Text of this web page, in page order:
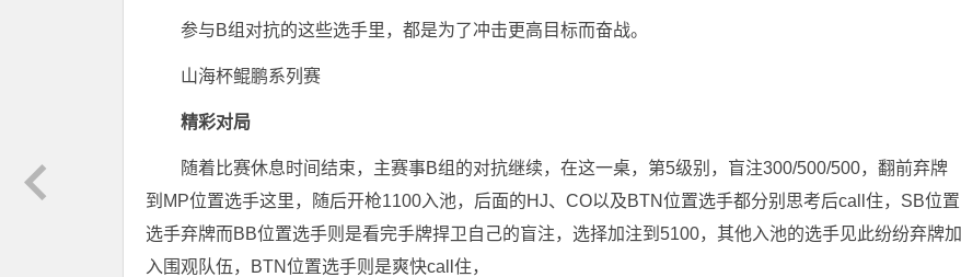
参与B组对抗的这些选手里，都是为了冲击更高目标而奋战。
山海杯鲲鹏系列赛
精彩对局
随着比赛休息时间结束，主赛事B组的对抗继续，在这一桌，第5级别，盲注300/500/500，翻前弃牌
到MP位置选手这里，随后开枪1100入池，后面的HJ、CO以及BTN位置选手都分别思考后call住，SB位置
选手弃牌而BB位置选手则是看完手牌捍卫自己的盲注，选择加注到5100，其他入池的选手见此纷纷弃牌加
入围观队伍，BTN位置选手则是爽快call住，